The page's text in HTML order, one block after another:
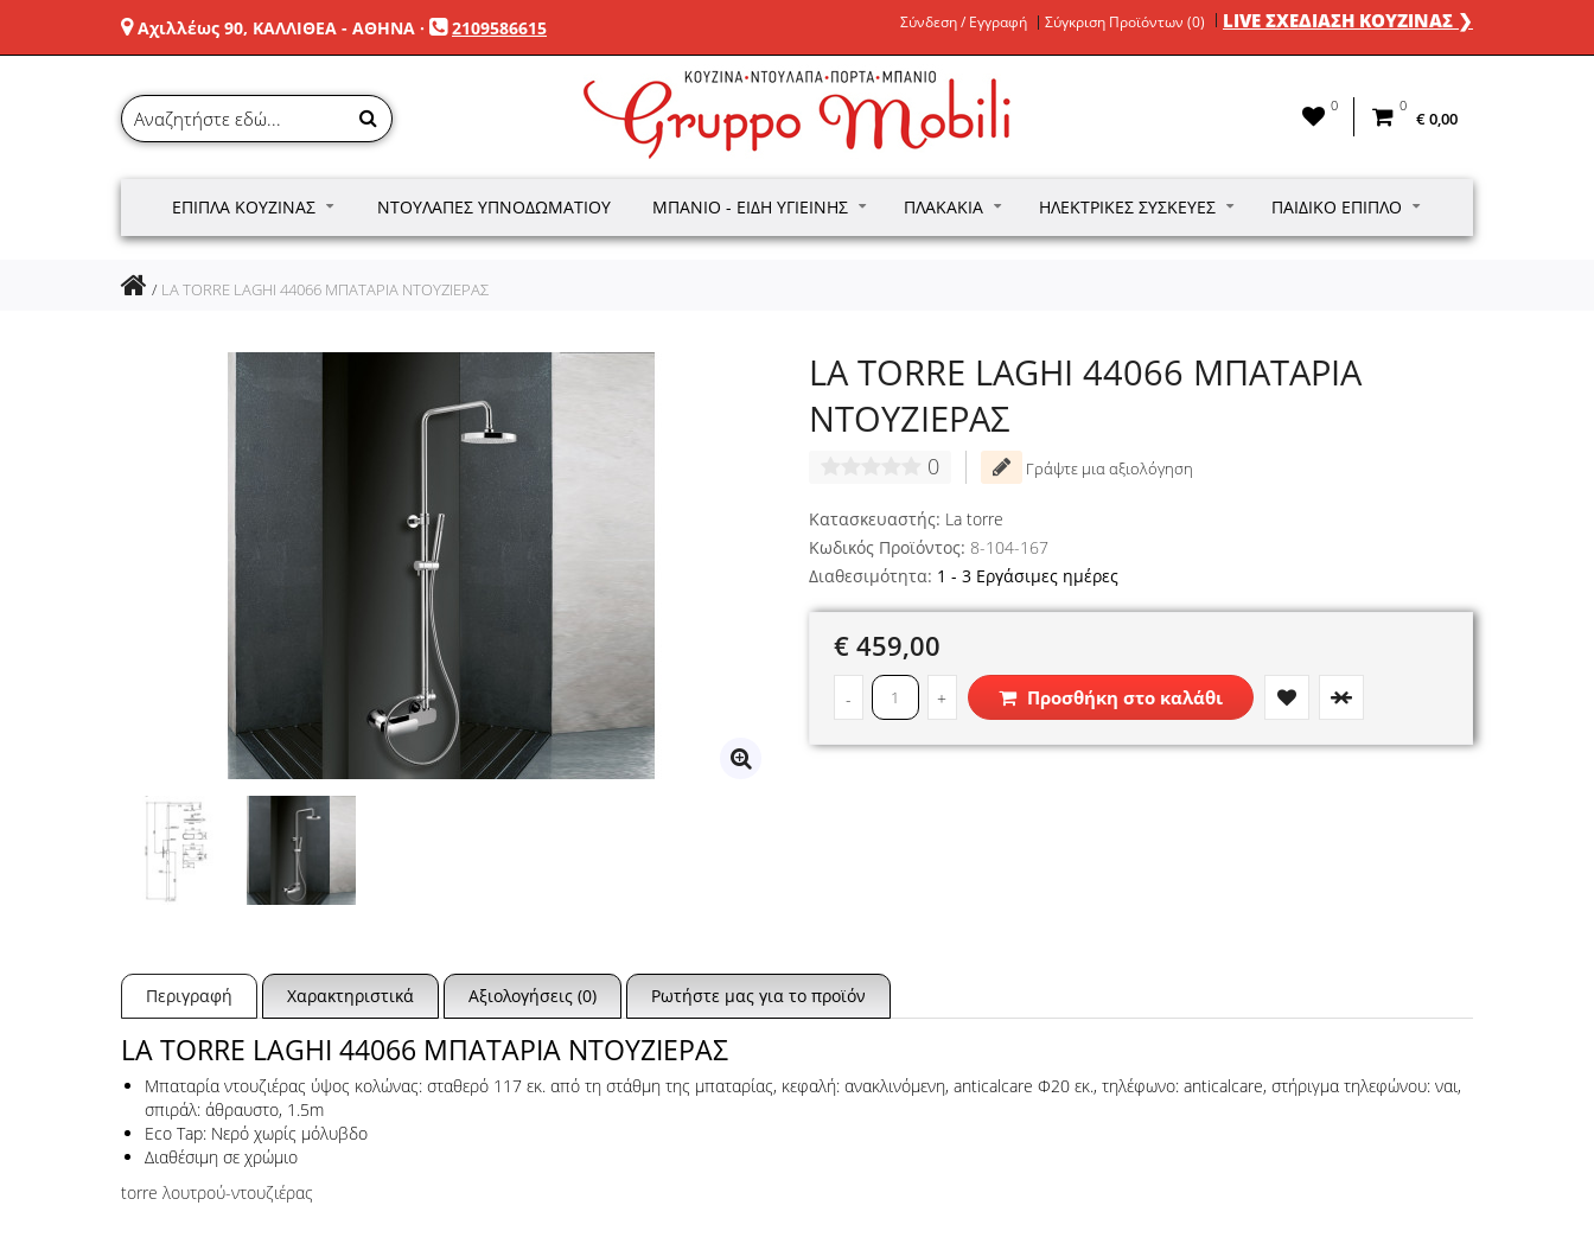
Αχιλλέως 90, ΚΑΛΛΙΘΕΑ - ΑΘΗΝΑ · 2109586615 Σύνδεση / Εγγραφή Σύγκριση Προϊόντων (0) LIVE ΣΧΕΔΙΑΣΗ ΚΟΥΖΙΝΑΣ ❯
0 0
€ 0,00
ΈΠΙΠΛΑ ΚΟΥΖΊΝΑΣ ΝΤΟΥΛΆΠΕΣ ΥΠΝΟΔΩΜΑΤΊΟΥ ΜΠΆΝΙΟ - ΕΊΔΗ ΥΓΙΕΙΝΉΣ ΠΛΑΚΆΚΙΑ ΗΛΕΚΤΡΙΚΈΣ ΣΥΣΚΕΥΈΣ ΠΑΙΔΙΚΌ ΈΠΙΠΛΟ
LA TORRE LAGHI 44066 ΜΠΑΤΑΡΙΑ ΝΤΟΥΖΙΕΡΑΣ
LA TORRE LAGHI 44066 ΜΠΑΤΑΡΙΑ
ΝΤΟΥΖΙΕΡΑΣ
0 Γράψτε μια αξιολόγηση
Κατασκευαστής: La torre
Κωδικός Προϊόντος: 8-104-167
Διαθεσιμότητα: 1 - 3 Εργάσιμες ημέρες
€ 459,00
- + Προσθήκη στο καλάθι
Περιγραφή Χαρακτηριστικά Αξιολογήσεις (0) Ρωτήστε μας για το προϊόν
LA TORRE LAGHI 44066 ΜΠΑΤΑΡΙΑ ΝΤΟΥΖΙΕΡΑΣ
Μπαταρία ντουζιέρας ύψος κολώνας: σταθερό 117 εκ. από τη στάθμη της μπαταρίας, κεφαλή: ανακλινόμενη, anticalcare Φ20 εκ., τηλέφωνο: anticalcare, στήριγμα τηλεφώνου: ναι,
σπιράλ: άθραυστο, 1.5m
Eco Tap: Νερό χωρίς μόλυβδο
Διαθέσιμη σε χρώμιο
torre λουτρού-ντουζιέρας